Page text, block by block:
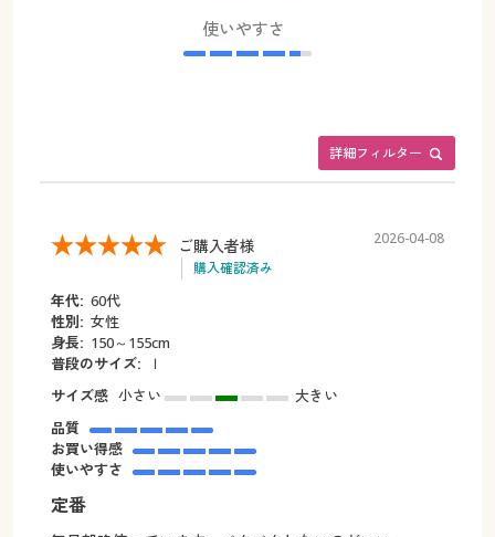
使いやすさ
詳細フィルター
ご購入者様
購入確認済み
2026-04-08
年代: 60代
性別: 女性
身長: 150～155cm
普段のサイズ:
ｌ
サイズ感 小さい
大きい
品質
お買い得感
使いやすさ
定番